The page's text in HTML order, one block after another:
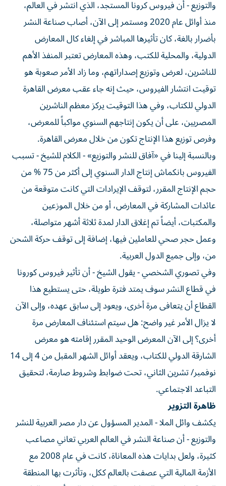
والتوزيع - أن فيروس كرونا المستجد، الذي انتشر في العالم،
منذ أوائل عام 2020 ومستمر إلى الآن، أصاب صناعة النشر
بأضرار بالغة، كان تأثيرها المباشر في إلغاء كال المعارض
الدولية، والمحلية للكتب، وهذه المعارض تعتبر المنفذ الأهم
للناشرين، لعرض وتوزيع إصداراتهم، وما زاد الأمر صعوبة هو
توقيت انتشار الفيروس، حيث إنه جاء عقب معرض القاهرة
الدولي للكتاب، وفي هذا التوقيت يركز معظم الناشرين
المصريين، على أن يكون إنتاجهم السنوي مواكباً للمعرض،
وفرص توزيع هذا الإنتاج تكون من خلال معرض القاهرة.
وبالنسبة إلينا في «آفاق للنشر والتوزيع» - الكلام للشيخ - تسبب
الفيروس بانكماش إنتاج الدار السنوي إلى أكثر من 75 % من
حجم الإنتاج المقرر، لتوقف الإيرادات التي كانت متوقعة من
عائدات المشاركة في المعارض، أو من خلال الموزعين
والمكتبات، أيضاً تم إغلاق الدار لمدة ثلاثة أشهر متواصلة،
وعمل حجر صحي للعاملين فيها، إضافة إلى توقف حركة الشحن
من، وإلى جميع الدول العربية.
وفي تصوري الشخصي - يقول الشيخ - أن تأثير فيروس كورونا
في قطاع النشر سوف يمتد فترة طويلة، حتى يستطيع هذا
القطاع أن يتعافى مرة أخرى، ويعود إلى سابق عهده، وإلى الآن
لا يزال الأمر غير واضح: هل سيتم استئناف المعارض مرة
أخرى؟ إلى الآن المعرض الوحيد المقرر إقامته هو معرض
الشارقة الدولي للكتاب، ويعقد أوائل الشهر المقبل من 4 إلى 14
نوفمبر/ تشرين الثاني، تحت ضوابط وشروط صارمة، لتحقيق
التباعد الاجتماعي.
ظاهرة التزوير
يكشف وائل الملا - المدير المسؤول عن دار مصر العربية للنشر
والتوزيع - أن صناعة النشر في العالم العربي تعاني مصاعب
كثيرة، ولعل بدايات هذه المعاناة، كانت في عام 2008 مع
الأزمة المالية التي عصفت بالعالم ككل، وتأثرت بها المنطقة